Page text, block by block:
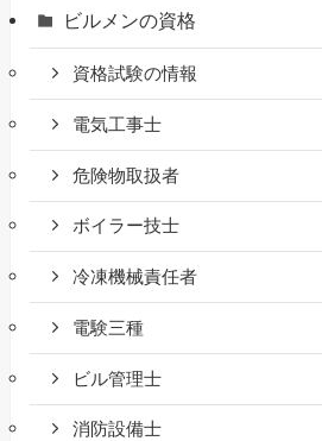
ビルメンの資格
資格試験の情報
電気工事士
危険物取扱者
ボイラー技士
冷凍機械責任者
電験三種
ビル管理士
消防設備士